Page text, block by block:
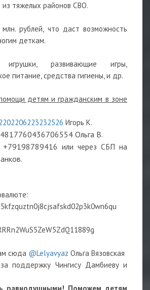
из тяжелых районов СВО.
рублей, что даст возможность
деткам.
развивающие игры,
питание, средства гигиены, и др.
детям и гражданским в зоне
Игорь К.
Ольга В.
+79198789416 или через СБП на
сюда @Lelyavyaz Ольга Вязовская
за поддержку Чингису Дамбиеву и